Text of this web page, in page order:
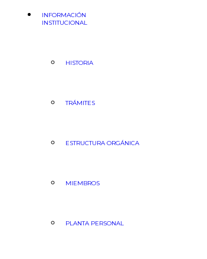
INFORMACIÓN
INSTITUCIONAL
HISTORIA
TRÁMITES
ESTRUCTURA ORGÁNICA
MIEMBROS
PLANTA PERSONAL